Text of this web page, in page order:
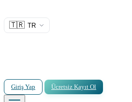
🇹🇷 TR
Giriş Yap Ücretsiz Kayıt Ol